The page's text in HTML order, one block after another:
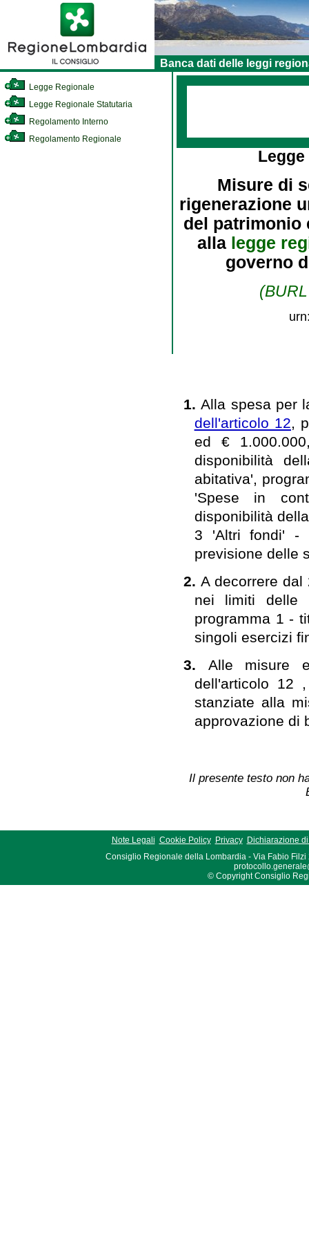
Banca dati delle leggi
Legge Regionale
Legge Regionale Statutaria
Regolamento Interno
Regolamento Regionale
Misure di
rigenerazione
del patrimonio
alla legge
governo
1.Alla spesa per
dell'articolo 12,
ed €
disponibilità
abitativa',
'Spese in
disponibilità
3 'Altri fondi' -
previsione delle
2.A decorrere
nei limiti delle
programma 1 -
singoli esercizi
3. Alle misure
dell'articolo 12
stanziate alla
approvazione di
Il presente testo non
Note Legali Cookie Policy Privacy
Dichiarazione
Consiglio Regionale della Lombardia - Via Fabio Filzi
© Copyright Consiglio